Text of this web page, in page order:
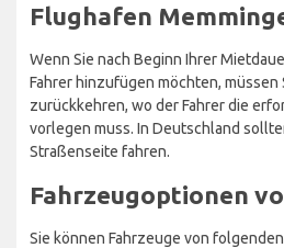
Flughafen
Wenn Sie nach Beginn Ihrer
Fahrer hinzufügen möchten,
zurückkehren, wo der Fahrer die
vorlegen muss. In Deutschland
Straßenseite fahren.
Fahrzeugoptionen
Sie können Fahrzeuge von